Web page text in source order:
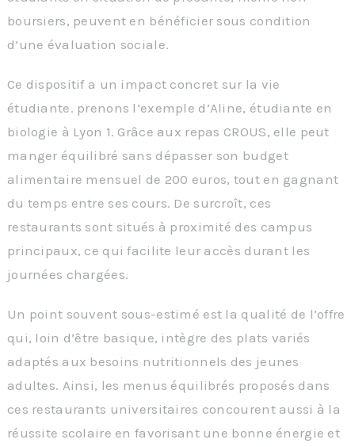
boursiers, peuvent en bénéficier sous condition
d’une évaluation sociale.
Ce dispositif a un impact concret sur la vie
étudiante. prenons l’exemple d’Aline, étudiante en
biologie à Lyon 1. Grâce aux repas CROUS, elle peut
manger équilibré sans dépasser son budget
alimentaire mensuel de 200 euros, tout en gagnant
du temps entre ses cours. De surcroît, ces
restaurants sont situés à proximité des campus
principaux, ce qui facilite leur accès durant les
journées chargées.
Un point souvent sous-estimé est la qualité de l’offre
qui, loin d’être basique, intègre des plats variés
adaptés aux besoins nutritionnels des jeunes
adultes. Ainsi, les menus équilibrés proposés dans
ces restaurants universitaires concourent aussi à la
réussite scolaire en favorisant une bonne énergie et